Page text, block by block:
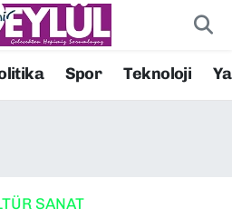
Spor Teknoloji
SANAT
ve Fikstür